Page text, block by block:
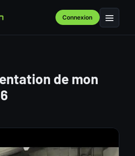
Connexion Menu
de mon